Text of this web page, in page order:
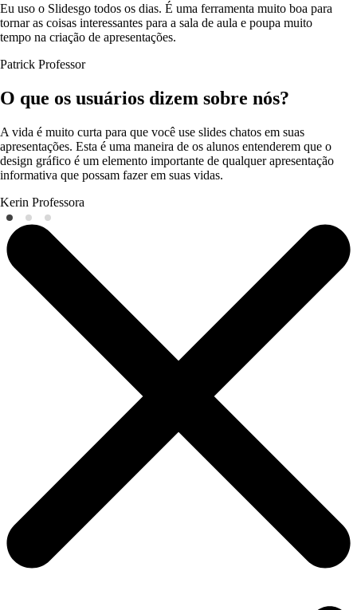
Eu uso o Slidesgo todos os dias. É uma ferramenta muito boa para
tornar as coisas interessantes para a sala de aula e poupa muito
tempo na criação de apresentações.
Patrick Professor
O que os usuários dizem sobre nós?
A vida é muito curta para que você use slides chatos em suas
apresentações. Esta é uma maneira de os alunos entenderem que o
design gráfico é um elemento importante de qualquer apresentação
informativa que possam fazer em suas vidas.
Kerin Professora